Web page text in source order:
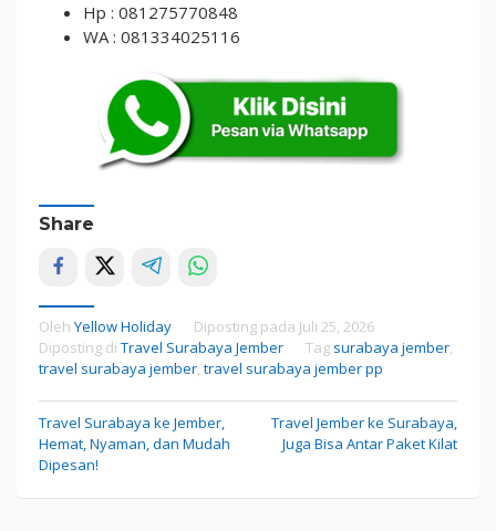
Hp : 081275770848
WA : 081334025116
Share
Oleh Yellow Holiday Diposting pada Juli 25, 2026
Diposting di Travel Surabaya Jember Tag surabaya jember
travel surabaya jember travel surabaya jember pp
Navigasi
pos
Travel Surabaya ke Jember,
Hemat, Nyaman, dan Mudah
Dipesan!
Travel Jember ke Surabaya,
Juga Bisa Antar Paket Kilat